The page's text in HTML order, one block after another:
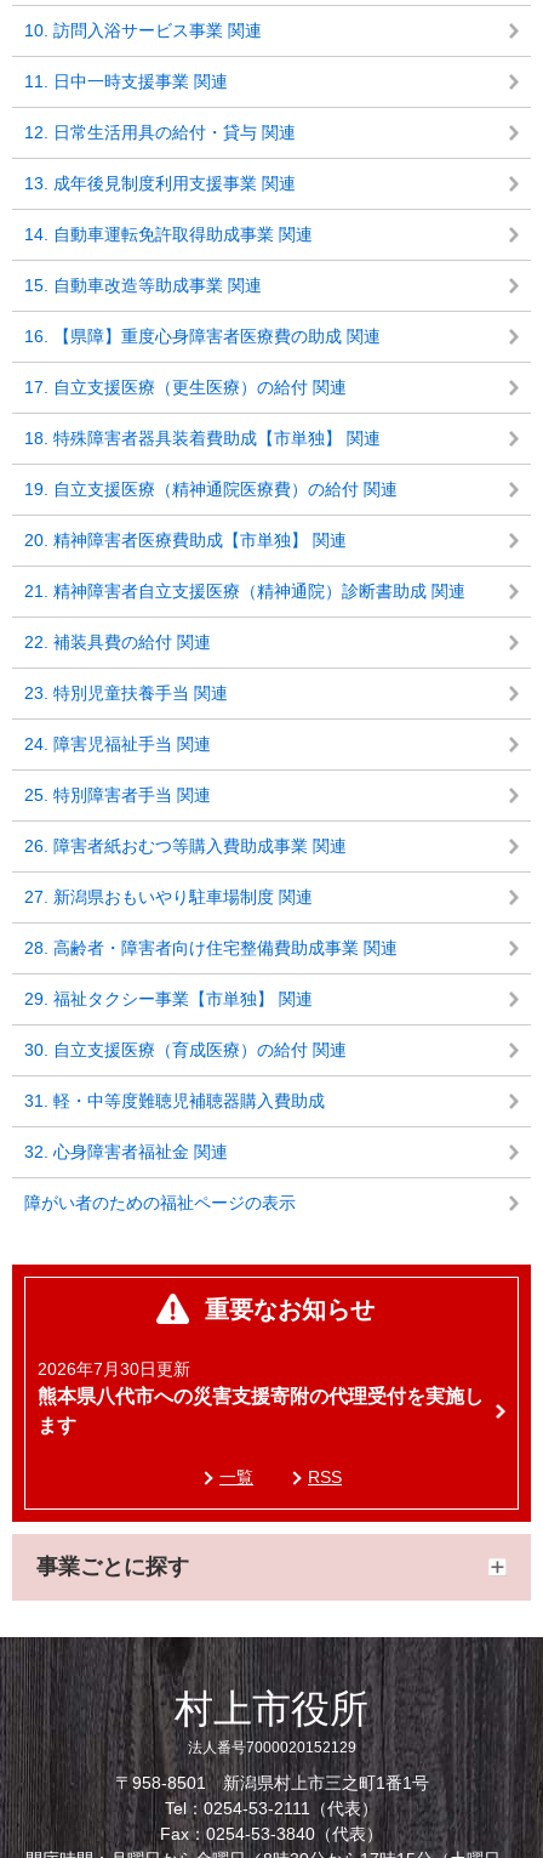
10. 訪問入浴サービス事業 関連
11. 日中一時支援事業 関連
12. 日常生活用具の給付・貸与 関連
13. 成年後見制度利用支援事業 関連
14. 自動車運転免許取得助成事業 関連
15. 自動車改造等助成事業 関連
16. 【県障】重度心身障害者医療費の助成 関連
17. 自立支援医療（更生医療）の給付 関連
18. 特殊障害者器具装着費助成【市単独】 関連
19. 自立支援医療（精神通院医療費）の給付 関連
20. 精神障害者医療費助成【市単独】 関連
21. 精神障害者自立支援医療（精神通院）診断書助成 関連
22. 補装具費の給付 関連
23. 特別児童扶養手当 関連
24. 障害児福祉手当 関連
25. 特別障害者手当 関連
26. 障害者紙おむつ等購入費助成事業 関連
27. 新潟県おもいやり駐車場制度 関連
28. 高齢者・障害者向け住宅整備費助成事業 関連
29. 福祉タクシー事業【市単独】 関連
30. 自立支援医療（育成医療）の給付 関連
31. 軽・中等度難聴児補聴器購入費助成
32. 心身障害者福祉金 関連
障がい者のための福祉ページの表示
重要なお知らせ
2026年7月30日更新
熊本県八代市への災害支援寄附の代理受付を実施し
ます
一覧 RSS
事業ごとに探す
村上市役所
法人番号7000020152129
〒958-8501 新潟県村上市三之町1番1号
Tel：0254-53-2111（代表）
Fax：0254-53-3840（代表）